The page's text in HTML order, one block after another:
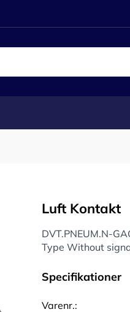
Luft Kontakt
DVT.PNEUM.N-
Type Without
Specifikationer
Varenr.: